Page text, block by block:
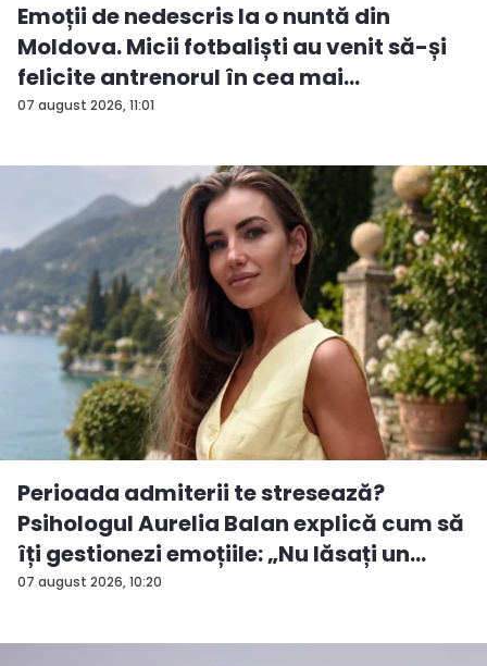
07 august 2026, 11:01
Emoții de nedescris la o nuntă din
Moldova. Micii fotbaliști au venit să-și
felicite antrenorul în cea mai
importan...
07 august 2026, 10:20
Perioada admiterii te stresează?
Psihologul Aurelia Balan explică cum să
îți gestionezi emoțiile: „Nu lăsați un
rezu...